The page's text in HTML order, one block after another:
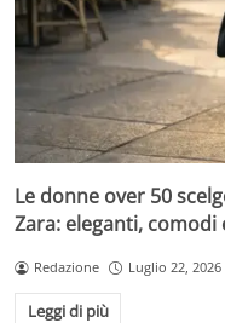
Le donne over 50
Zara: eleganti, comodi
Redazione Luglio 22, 2026
Leggi di più